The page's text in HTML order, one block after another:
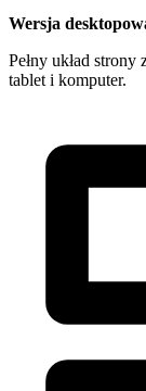
Wersja
Pełny układ
tablet i komputer.